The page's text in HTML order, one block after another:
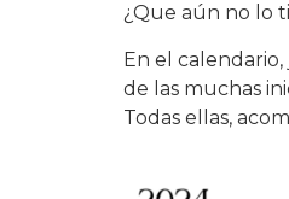
¿Que aún no lo
En el
de las muchas
Todas ellas,